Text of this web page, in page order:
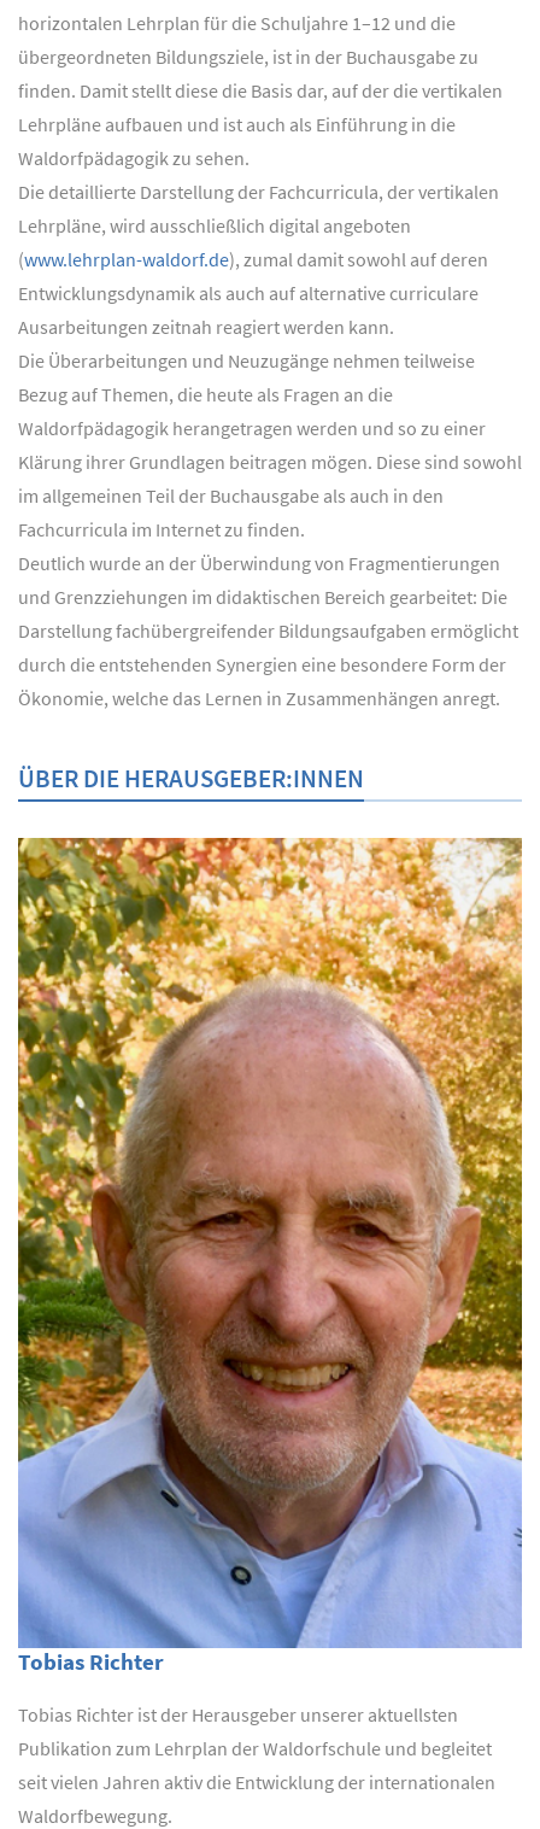
horizontalen Lehrplan für die Schuljahre 1–12 und die
übergeordneten Bildungsziele, ist in der Buchausgabe zu
finden. Damit stellt diese die Basis dar, auf der die vertikalen
Lehrpläne aufbauen und ist auch als Einführung in die
Waldorfpädagogik zu sehen.
Die detaillierte Darstellung der Fachcurricula, der vertikalen
Lehrpläne, wird ausschließlich digital angeboten
(www.lehrplan-waldorf.de), zumal damit sowohl auf deren
Entwicklungsdynamik als auch auf alternative curriculare
Ausarbeitungen zeitnah reagiert werden kann.
Die Überarbeitungen und Neuzugänge nehmen teilweise
Bezug auf Themen, die heute als Fragen an die
Waldorfpädagogik herangetragen werden und so zu einer
Klärung ihrer Grundlagen beitragen mögen. Diese sind sowohl
im allgemeinen Teil der Buchausgabe als auch in den
Fachcurricula im Internet zu finden.
Deutlich wurde an der Überwindung von Fragmentierungen
und Grenzziehungen im didaktischen Bereich gearbeitet: Die
Darstellung fachübergreifender Bildungsaufgaben ermöglicht
durch die entstehenden Synergien eine besondere Form der
Ökonomie, welche das Lernen in Zusammenhängen anregt.
ÜBER DIE HERAUSGEBER:INNEN
Tobias Richter
Tobias Richter ist der Herausgeber unserer aktuellsten
Publikation zum Lehrplan der Waldorfschule und begleitet
seit vielen Jahren aktiv die Entwicklung der internationalen
Waldorfbewegung.